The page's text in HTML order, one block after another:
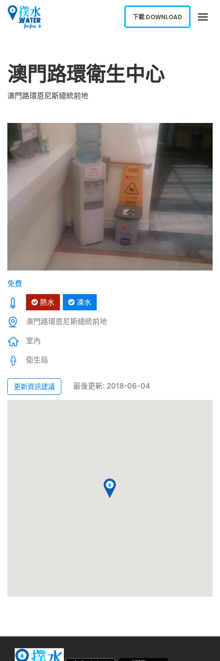
下載應用
ENGLISH
下載 DOWNLOAD
澳門路環衛生中心
澳門路環恩尼斯總統前地
免費
熱水
凍水
澳門路環恩尼斯總統前地
室內
衛生局
更新資訊建議 最後更新: 2018-06-04
下載 DOWNLOAD